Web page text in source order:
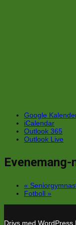
Google
iCalendar
Outlook 365
Outlook Live
«
Fotboll »
Drivs med WordPress |